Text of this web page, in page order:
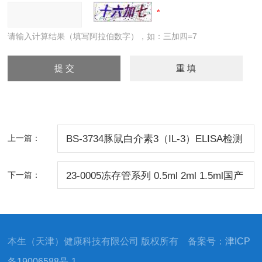
请输入计算结果（填写阿拉伯数字），如：三加四=7
上一篇： BS-3734豚鼠白介素3（IL-3）ELISA检测
下一篇： 23-0005冻存管系列 0.5ml 2ml 1.5ml国产
本生（天津）健康科技有限公司 版权所有 备案号：津ICP